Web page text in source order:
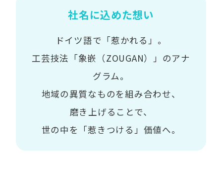
社名に込めた想い
ドイツ語で「惹かれる」。
工芸技法「象嵌（ZOUGAN）」のアナ
グラム。
地域の異質なものを組み合わせ、
磨き上げることで、
世の中を「惹きつける」価値へ。